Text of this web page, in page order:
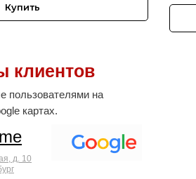
Купить
клиентов
пользователями на
картах.
д. 10